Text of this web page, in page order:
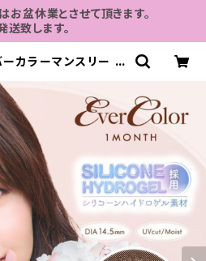
盆休業とさせて頂きます。
致します。
カラーマンスリー 【
1month ワンマンス
木優子 おまけ付き♪
ン MAHALO